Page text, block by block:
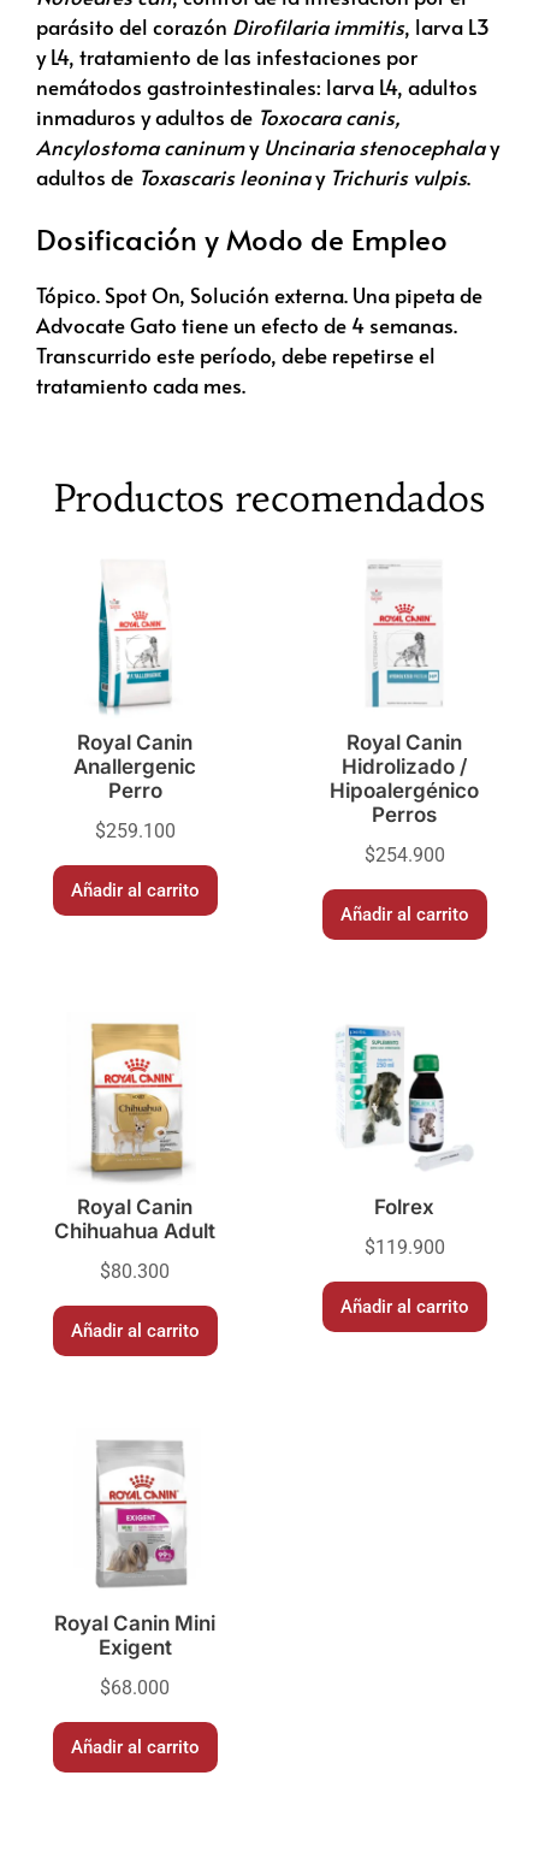
parásito del corazón Dirofilaria immitis, larva L3
y L4, tratamiento de las infestaciones por
nemátodos gastrointestinales: larva L4, adultos
inmaduros y adultos de Toxocara canis,
Ancylostoma caninumy Uncinaria stenocephalay
adultos de Toxascaris leoninay Trichuris vulpis.
Dosificación y Modo de Empleo
Tópico. Spot On, Solución externa. Una pipeta de
Advocate Gato tiene un efecto de 4 semanas.
Transcurrido este período, debe repetirse el
tratamiento cada mes.
Productos recomendados
Royal Canin
Anallergenic
Perro
$259.100
Añadir al carrito
Royal Canin
Hidrolizado /
Hipoalergénico
Perros
$254.900
Añadir al carrito
Royal Canin
Chihuahua Adult
$80.300
Añadir al carrito
Folrex
$119.900
Añadir al carrito
Royal Canin Mini
Exigent
$68.000
Añadir al carrito